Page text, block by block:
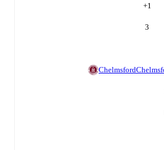
+1
3
Chelmsford